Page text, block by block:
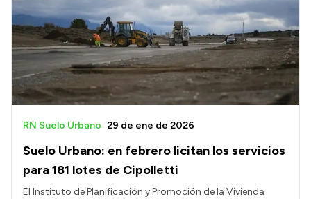
Presentación CV
Transparencia
Inversión en Salud
Licitaciones
Suelo Urbano: en febrero licitan los servicios
para 181 lotes de Cipolletti
RN Suelo Urbano 29 de ene de 2026
El Instituto de Planificación y Promoción de la Vivienda